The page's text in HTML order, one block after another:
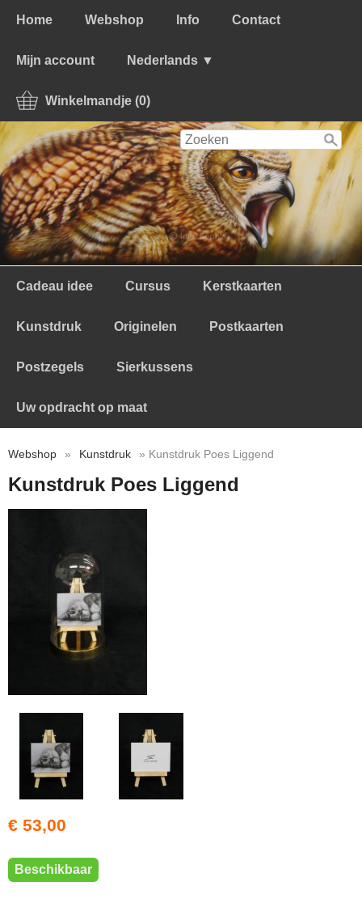
Home Webshop Info Contact
Mijn account Nederlands ▼
Winkelmandje (0)
Cadeau idee Cursus Kerstkaarten
Kunstdruk Originelen Postkaarten
Postzegels Sierkussens
Uw opdracht op maat
Webshop » Kunstdruk » Kunstdruk Poes Liggend
Kunstdruk Poes Liggend
€ 53,00
Beschikbaar